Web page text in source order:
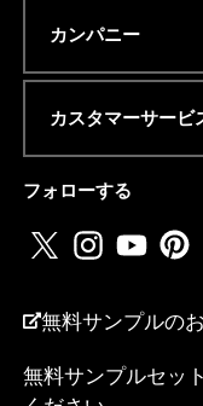
電
番
ま
w
a
t
a
p
カンパニー
カスタマーサービ
フォローする
無料サンプルの
無料サンプルセッ